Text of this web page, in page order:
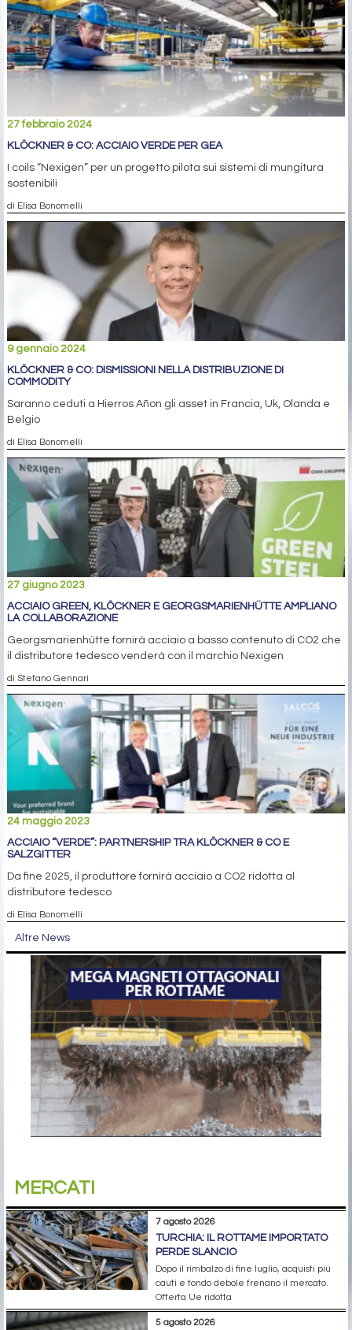
27 febbraio 2024
KLÖCKNER & CO: ACCIAIO VERDE PER GEA
I coils “Nexigen” per un progetto pilota sui sistemi di mungitura
sostenibili
di Elisa Bonomelli
9 gennaio 2024
KLÖCKNER & CO: DISMISSIONI NELLA DISTRIBUZIONE DI
COMMODITY
Saranno ceduti a Hierros Añon gli asset in Francia, Uk, Olanda e
Belgio
di Elisa Bonomelli
27 giugno 2023
ACCIAIO GREEN, KLÖCKNER E GEORGSMARIENHÜTTE AMPLIANO
LA COLLABORAZIONE
Georgsmarienhütte fornirà acciaio a basso contenuto di CO2 che
il distributore tedesco venderà con il marchio Nexigen
di Stefano Gennari
24 maggio 2023
ACCIAIO “VERDE”: PARTNERSHIP TRA KLÖCKNER & CO E
SALZGITTER
Da fine 2025, il produttore fornirà acciaio a CO2 ridotta al
distributore tedesco
di Elisa Bonomelli
Altre News
MERCATI
7 agosto 2026
TURCHIA: IL ROTTAME IMPORTATO
PERDE SLANCIO
Dopo il rimbalzo di fine luglio, acquisti più
cauti e tondo debole frenano il mercato.
Offerta Ue ridotta
5 agosto 2026